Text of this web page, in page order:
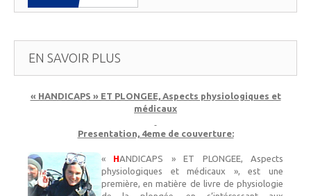
EN SAVOIR PLUS
« HANDICAPS » ET PLONGEE, Aspects physiologiques et
médicaux
Presentation, 4eme de couverture:
« HANDICAPS » ET PLONGEE, Aspects
physiologiques et médicaux », est une
première, en matière de livre de physiologie